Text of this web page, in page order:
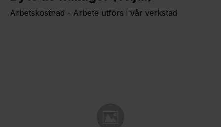
Arbetskostnad - Arbete utförs i vår verkstad